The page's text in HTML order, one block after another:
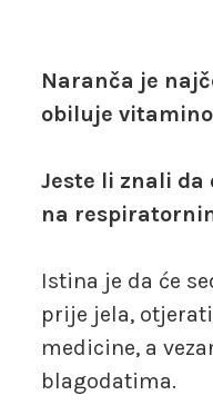
Naranča je
obiluje
Jeste li znali
na
Istina je da će
prije jela,
medicine, a
blagodatima.